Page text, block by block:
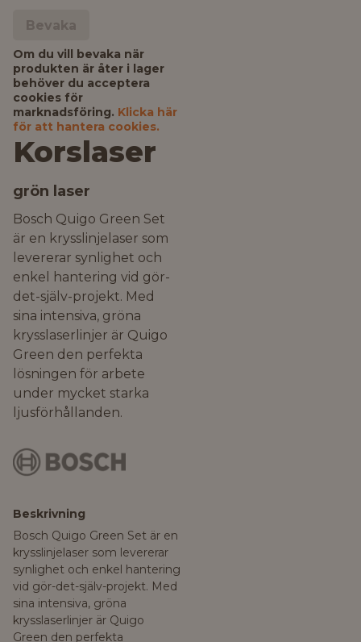
Bevaka
Om du vill bevaka när
produkten är åter i lager
behöver du acceptera
cookies för
marknadsföring. Klicka här
för att hantera cookies.
Korslaser
grön laser
Bosch Quigo Green Set
är en krysslinjelaser som
levererar synlighet och
enkel hantering vid gör-
det-själv-projekt. Med
sina intensiva, gröna
krysslaserlinjer är Quigo
Green den perfekta
lösningen för arbete
under mycket starka
ljusförhållanden.
Beskrivning
Bosch Quigo Green Set är en
krysslinjelaser som levererar
synlighet och enkel hantering
vid gör-det-själv-projekt. Med
sina intensiva, gröna
krysslaserlinjer är Quigo
Green den perfekta